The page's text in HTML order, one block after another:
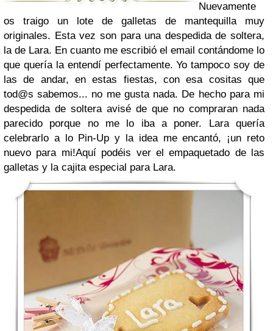
Nuevamente
os traigo un lote de galletas de mantequilla muy
originales. Esta vez son para una despedida de soltera,
la de Lara. En cuanto me escribió el email contándome lo
que quería la entendí perfectamente. Yo tampoco soy de
las de andar, en estas fiestas, con esa cositas que
tod@s sabemos... no me gusta nada. De hecho para mi
despedida de soltera avisé de que no compraran nada
parecido porque no me lo iba a poner. Lara quería
celebrarlo a lo Pin-Up y la idea me encantó, ¡un reto
nuevo para mi!Aquí podéis ver el empaquetado de las
galletas y la cajita especial para Lara.